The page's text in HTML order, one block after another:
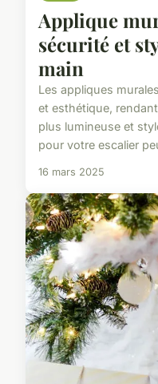
Applique
sécurité et
main
Les appliques
et esthétique,
plus lumineuse et
pour votre escalier
16 mars 2025